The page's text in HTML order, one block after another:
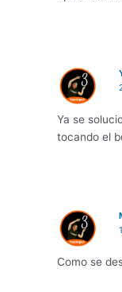
Ya se
tocando el
Como se